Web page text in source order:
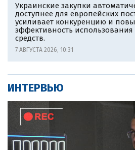
Украинские закупки
доступнее для европейских
усиливает конкуренцию и
эффективность использования
средств.
7 АВГУСТА 2026, 10:31
ИНТЕРВЬЮ